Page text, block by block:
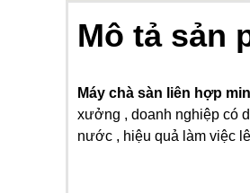
Mô tả sản
Máy chà sàn liên hợp
xưởng , doanh nghiệp có
nước , hiệu quả làm việc